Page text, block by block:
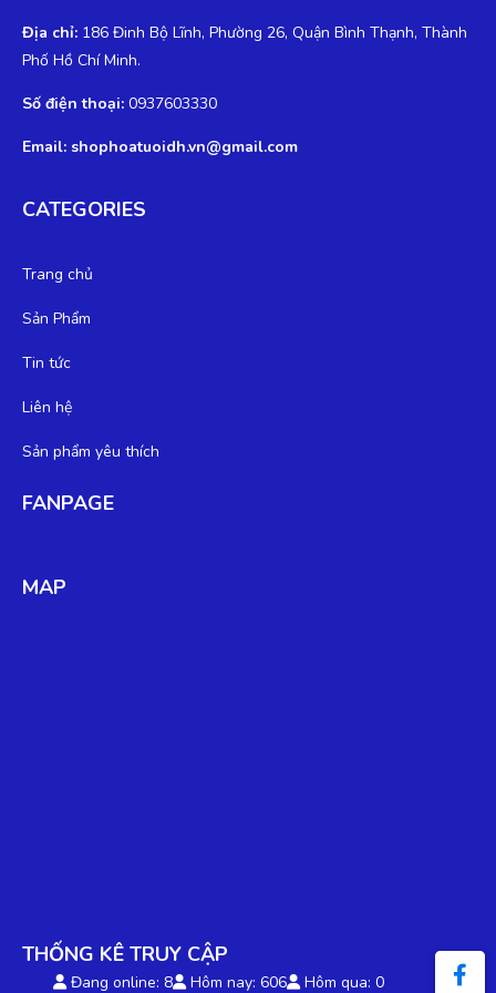
TH
Trần Hiền
như dịch vụ tại đây rồi
đã tham khảo nhiều bên nhưng đây đúng là nơi để lựa chọn
(Đánh giá 2 năm trước)
Địa chỉ: 186 Đinh Bộ Lĩnh, Phường 26, Quận Bình Thạnh, Thành
Phố Hồ Chí Minh.
Số điện thoại: 0937603330
Email: shophoatuoidh.vn@gmail.com
CATEGORIES
Trang chủ
Sản Phẩm
Tin tức
Liên hệ
Sản phẩm yêu thích
FANPAGE
MAP
THỐNG KÊ TRUY CẬP
Đang online: 8 Hôm nay: 606 Hôm qua: 0